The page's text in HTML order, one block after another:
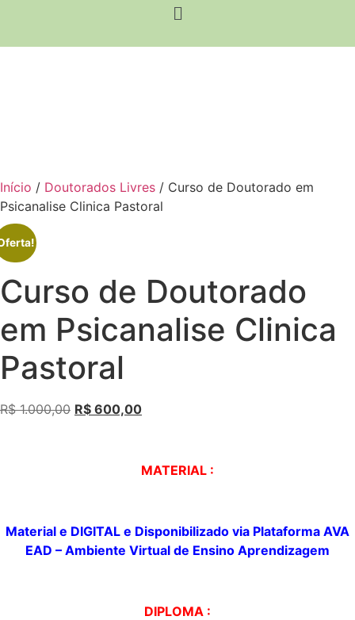
Início / Doutorados Livres / Curso de Doutorado em
Psicanalise Clinica Pastoral
Curso de Doutorado
em Psicanalise Clinica
Pastoral
R$1.000,00 R$ 600,00
MATERIAL :
Material e DIGITAL e Disponibilizado via Plataforma AVA
EAD – Ambiente Virtual de Ensino Aprendizagem
DIPLOMA :